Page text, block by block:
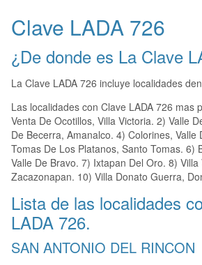
Clave LADA 726
¿De donde es La Clave
La Clave LADA 726 incluye localidades
Las localidades con Clave LADA 726 mas
Venta De Ocotillos, Villa Victoria. 2) Valle
De Becerra, Amanalco. 4) Colorines, Valle
Tomas De Los Platanos, Santo Tomas. 6)
Valle De Bravo. 7) Ixtapan Del Oro. 8) Villa
Zacazonapan. 10) Villa Donato Guerra,
Lista de las localidades
LADA 726.
SAN ANTONIO DEL RINCON